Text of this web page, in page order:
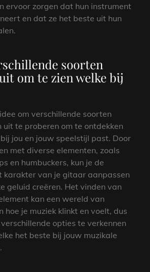
ervoor zorgen dat hun instrument
en dat ze het beste uit hun
soorten
om te zien welke bij
om verschillende soorten
te proberen om te ontdekken
jou en jouw speelstijl past. Door
met diverse elementen, zoals
en humbuckers, kun je de
karakter van je gitaar aanpassen
geluid creëren. Het vinden van
kan een wereld van
hoe je muziek klinkt en voelt, dus
opties te verkennen
het beste bij jouw muzikale